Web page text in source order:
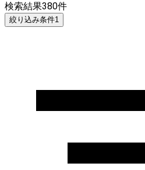
検索結果380件
絞り込み条件1